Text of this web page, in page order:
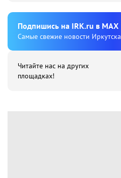
Подпишиcь на IRK.ru в MAX
Cамые свежие новости Иркутска
Читайте нас на других
площадках!